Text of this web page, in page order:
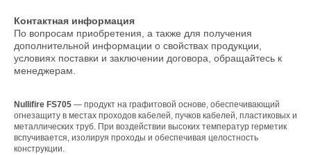
Контактная информация
По вопросам приобретения, а также для получения
дополнительной информации о свойствах продукции,
условиях поставки и заключении договора, обращайтесь к
менеджерам.
Nullifire FS705 — продукт на графитовой основе, обеспечивающий
огнезащиту в местах проходов кабелей, пучков кабелей, пластиковых и
металлических труб. При воздействии высоких температур герметик
вспучивается, изолируя проходы и обеспечивая целостность
конструкции.